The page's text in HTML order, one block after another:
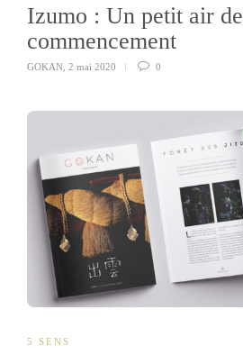
Izumo : Un petit air de
commencement
GOKAN 2 mai 2020 0
5 SENS